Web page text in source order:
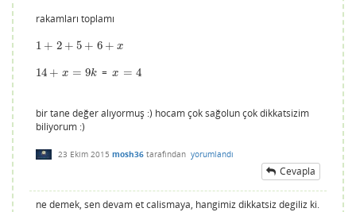
rakamları toplamı
1 + 2 + 5 + 6 + x
1 +2 +5 +6 +x
14 + x = 9k
14 +x=9 =x = 4
x= 4
bir tane değer alıyormuş :) hocam çok sağolun çok dikkatsizim
biliyorum :)
23 Ekim 2015 mosh36 tarafından yorumlandı
Cevapla
ne demek, sen devam et calismaya, hangimiz dikkatsiz degiliz ki.